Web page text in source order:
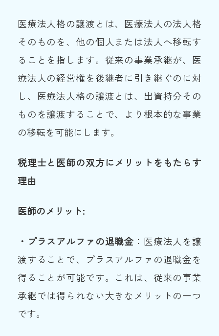
医療法人格の譲渡とは、医療法人の法人格
そのものを、他の個人または法人へ移転す
ることを指します。従来の事業承継が、医
療法人の経営権を後継者に引き継ぐのに対
し、医療法人格の譲渡とは、出資持分その
ものを譲渡することで、より根本的な事業
の移転を可能にします。
税理士と医師の双方にメリットをもたらす
理由
医師のメリット:
・プラスアルファの退職金 ：医療法人を譲
渡することで、プラスアルファの退職金を
得ることが可能です。これは、従来の事業
承継では得られない大きなメリットの一つ
です。